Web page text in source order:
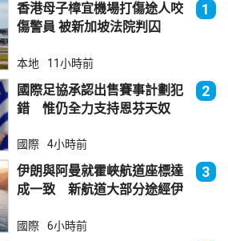
香港母子樟宜機場打傷途人咬
傷警員 被新加坡法院判囚
1
本地 11小時前
國際足協承認出售賽事計劃犯
錯 惟仍全力支持恩芬天奴
2
國際 4小時前
伊朗與阿曼就霍峽航道座標達
成一致 新航道大部分途經伊
3
國際 6小時前